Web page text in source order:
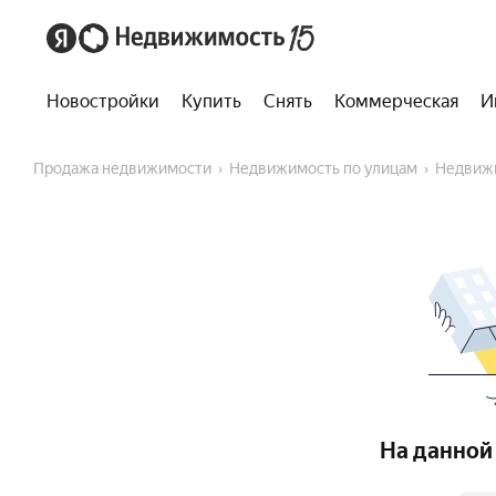
Новостройки Купить Снять Коммерческая
Продажа недвижимости Недвижимость по улицам
На